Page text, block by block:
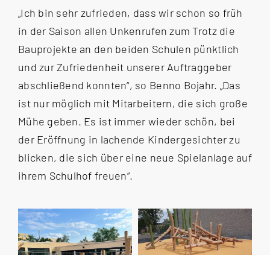
„Ich bin sehr zufrieden, dass wir schon so früh
in der Saison allen Unkenrufen zum Trotz die
Bauprojekte an den beiden Schulen pünktlich
und zur Zufriedenheit unserer Auftraggeber
abschließend konnten“, so Benno Bojahr. „Das
ist nur möglich mit Mitarbeitern, die sich große
Mühe geben. Es ist immer wieder schön, bei
der Eröffnung in lachende Kindergesichter zu
blicken, die sich über eine neue Spielanlage auf
ihrem Schulhof freuen“.